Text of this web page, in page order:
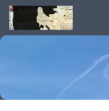
Skip to content